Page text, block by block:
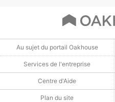
Au sujet du portail Oakhouse
Services de l'entreprise
Centre d'Aide
Plan du site